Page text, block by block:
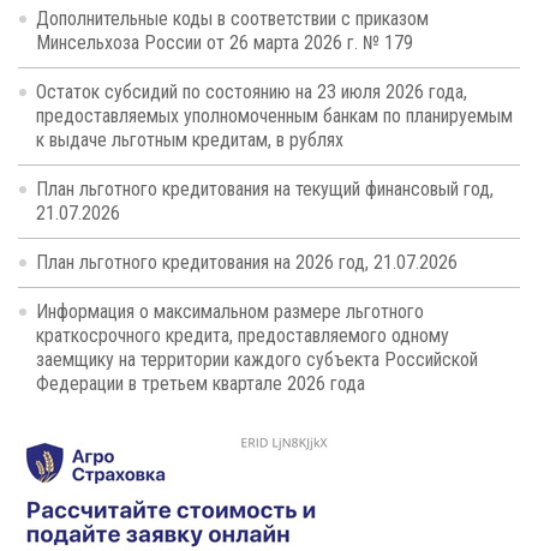
Дополнительные коды в соответствии с приказом
Минсельхоза России от 26 марта 2026 г. № 179
Остаток субсидий по состоянию на 23 июля 2026 года,
предоставляемых уполномоченным банкам по планируемым
к выдаче льготным кредитам, в рублях
План льготного кредитования на текущий финансовый год,
21.07.2026
План льготного кредитования на 2026 год, 21.07.2026
Информация о максимальном размере льготного
краткосрочного кредита, предоставляемого одному
заемщику на территории каждого субъекта Российской
Федерации в третьем квартале 2026 года